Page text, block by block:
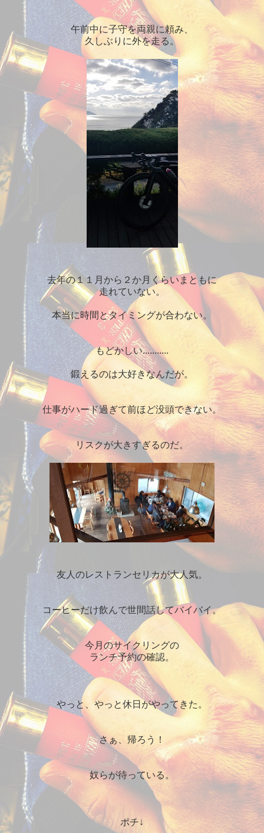
午前中に子守を両親に頼み、
久しぶりに外を走る。
去年の１１月から２か月くらいまともに
走れていない。
本当に時間とタイミングが合わない。
もどかしい...........
鍛えるのは大好きなんだが。
仕事がハード過ぎて前ほど没頭できない。
リスクが大きすぎるのだ。
友人のレストランセリカが大人気。
コーヒーだけ飲んで世間話してバイバイ。
今月のサイクリングの
ランチ予約の確認。
やっと、やっと休日がやってきた。
さぁ、帰ろう！
奴らが待っている。
ポチ↓